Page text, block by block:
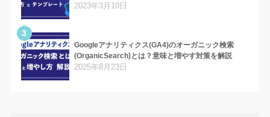
2023年3月10日
3
Googleアナリティクス(GA4)のオーガニック検索
(OrganicSearch)とは？意味と増やす対策を解説
2025年8月23日